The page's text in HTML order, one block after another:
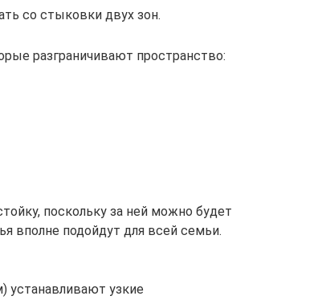
со стыковки двух зон.
разграничивают пространство:
поскольку за ней можно будет
вполне подойдут для всей семьи.
устанавливают узкие